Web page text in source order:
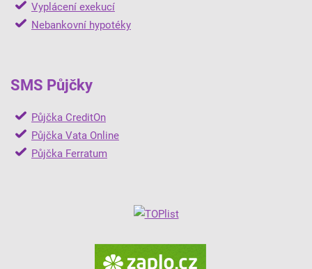
Vyplácení exekucí
Nebankovní hypotéky
SMS Půjčky
Půjčka CreditOn
Půjčka Vata Online
Půjčka Ferratum